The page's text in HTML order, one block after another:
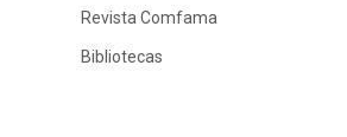
Revista Comfama
Bibliotecas